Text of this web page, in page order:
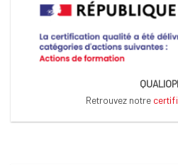
QUALIOPI
Retrouvez notre